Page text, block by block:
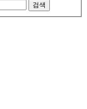
검색